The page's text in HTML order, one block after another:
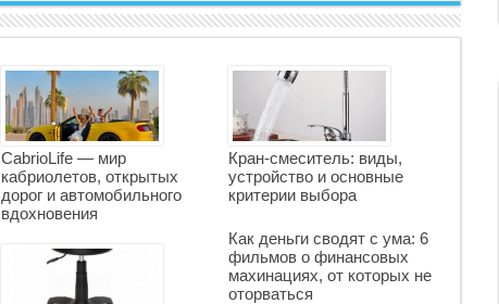
CabrioLife — мир
кабриолетов, открытых
дорог и автомобильного
вдохновения
Кран-смеситель: виды,
устройство и основные
критерии выбора
Как деньги сводят с ума: 6
фильмов о финансовых
махинациях, от которых не
оторваться